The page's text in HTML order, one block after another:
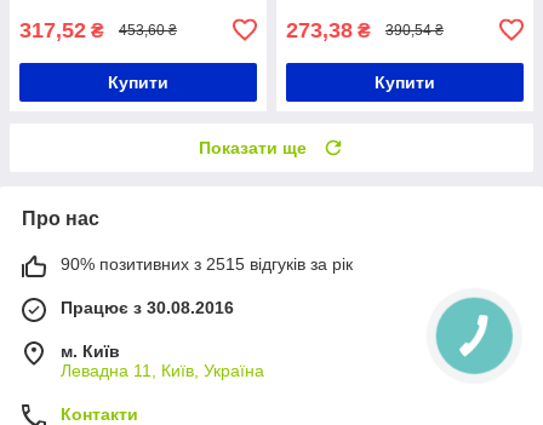
317,52 ₴ 453,60 ₴
Купити
273,38 ₴ 390,54 ₴
Купити
Показати ще
Про нас
90% позитивних з 2515 відгуків за рік
Працює з 30.08.2016
м. Київ
Левадна 11, Київ, Україна
Контакти